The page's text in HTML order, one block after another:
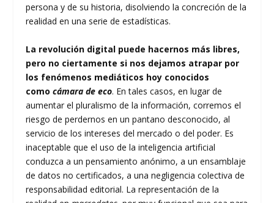
persona y de su historia, disolviendo la concreción de la
realidad en una serie de estadísticas.
La revolución digital puede hacernos más libres,
pero no ciertamente si nos dejamos atrapar por
los fenómenos mediáticos hoy conocidos
comocámara de eco. En tales casos, en lugar de
aumentar el pluralismo de la información, corremos el
riesgo de perdernos en un pantano desconocido, al
servicio de los intereses del mercado o del poder. Es
inaceptable que el uso de la inteligencia artificial
conduzca a un pensamiento anónimo, a un ensamblaje
de datos no certificados, a una negligencia colectiva de
responsabilidad editorial. La representación de la